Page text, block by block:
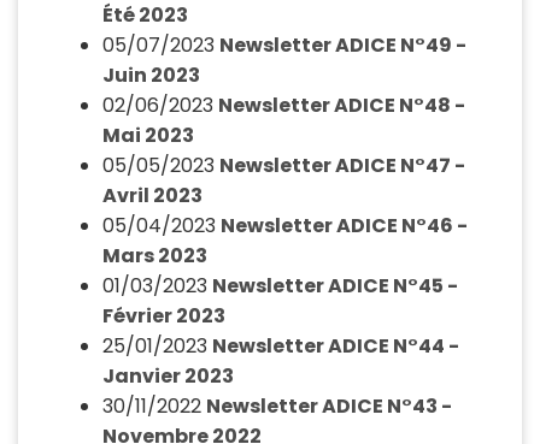
Été 2023
05/07/2023 Newsletter ADICE N°49 -
Juin 2023
02/06/2023 Newsletter ADICE N°48 -
Mai 2023
05/05/2023 Newsletter ADICE N°47 -
Avril 2023
05/04/2023 Newsletter ADICE N°46 -
Mars 2023
01/03/2023 Newsletter ADICE N°45 -
Février 2023
25/01/2023 Newsletter ADICE N°44 -
Janvier 2023
30/11/2022 Newsletter ADICE N°43 -
Novembre 2022